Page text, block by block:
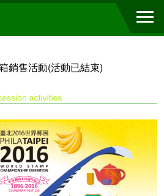
銷售活動(活動已結束)